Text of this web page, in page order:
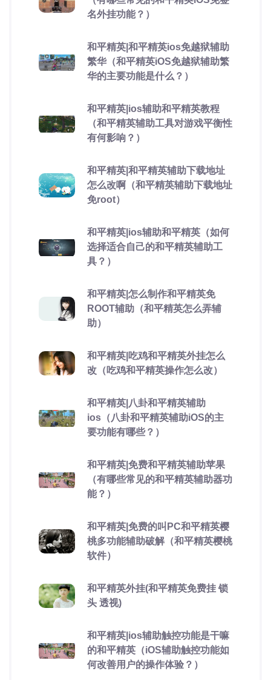
名外挂功能？）
和平精英|和平精英ios免越狱辅助
繁华（和平精英iOS免越狱辅助繁
华的主要功能是什么？）
和平精英|ios辅助和平精英教程
（和平精英辅助工具对游戏平衡性
有何影响？）
和平精英|和平精英辅助下载地址
怎么改啊（和平精英辅助下载地址
免root）
和平精英|ios辅助和平精英（如何
选择适合自己的和平精英辅助工
具？）
和平精英|怎么制作和平精英免
ROOT辅助（和平精英怎么弄辅
助）
和平精英|吃鸡和平精英外挂怎么
改（吃鸡和平精英操作怎么改）
和平精英|八卦和平精英辅助
ios（八卦和平精英辅助iOS的主
要功能有哪些？）
和平精英|免费和平精英辅助苹果
（有哪些常见的和平精英辅助器功
能？）
和平精英|免费的叫PC和平精英樱
桃多功能辅助破解（和平精英樱桃
软件）
和平精英外挂(和平精英免费挂 锁
头 透视)
和平精英|ios辅助触控功能是干嘛
的和平精英（iOS辅助触控功能如
何改善用户的操作体验？）